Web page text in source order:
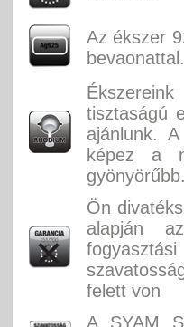
Az ékszer
bevaonattal.
tisztaságú
ajánlunk.
képez a
gyönyörűbb.
Ön
alapján
felett von
A SYAM